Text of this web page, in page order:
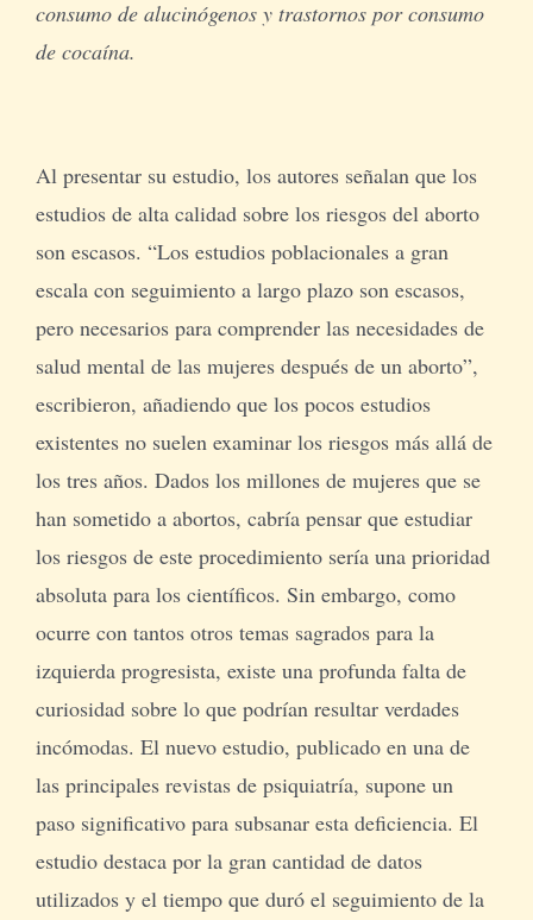
consumo de alucinógenos y trastornos por consumo
de cocaína.
Al presentar su estudio, los autores señalan que los
estudios de alta calidad sobre los riesgos del aborto
son escasos. “Los estudios poblacionales a gran
escala con seguimiento a largo plazo son escasos,
pero necesarios para comprender las necesidades de
salud mental de las mujeres después de un aborto”,
escribieron, añadiendo que los pocos estudios
existentes no suelen examinar los riesgos más allá de
los tres años. Dados los millones de mujeres que se
han sometido a abortos, cabría pensar que estudiar
los riesgos de este procedimiento sería una prioridad
absoluta para los científicos. Sin embargo, como
ocurre con tantos otros temas sagrados para la
izquierda progresista, existe una profunda falta de
curiosidad sobre lo que podrían resultar verdades
incómodas. El nuevo estudio, publicado en una de
las principales revistas de psiquiatría, supone un
paso significativo para subsanar esta deficiencia. El
estudio destaca por la gran cantidad de datos
utilizados y el tiempo que duró el seguimiento de la